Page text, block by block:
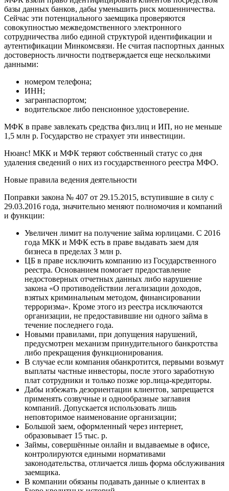
базы данных банков, дабы уменьшить риск мошенничества.
Сейчас эти потенциального заемщика проверяются
совокупностью межведомственного электронного
сотрудничества либо единой структурой идентификации и
аутентификации Минкомсвязи. Не считая паспортных данных
достоверность личности подтверждается еще несколькими
данными:
номером телефона;
ИНН;
загранпаспортом;
водительское либо пенсионное удостоверение.
МФК в праве завлекать средства физ.лиц и ИП, но не меньше
1,5 млн р. Государство не страхует эти инвестиции.
Нюанс! МКК и МФК теряют собственный статус со дня
удаления сведений о них из государственного реестра МФО.
Новые правила ведения деятельности
Поправки закона № 407 от 29.15.2015, вступившие в силу с
29.03.2016 года, значительно меняют полномочия и компаний
и функции:
Увеличен лимит на получение займа юрлицами. С 2016
года МКК и МФК есть в праве выдавать заем для
бизнеса в пределах 3 млн р.
ЦБ в праве исключить компанию из Государственного
реестра. Основанием помогает предоставление
недостоверных отчетных данных либо нарушение
закона «О противодействии легализации доходов,
взятых криминальным методом, финансировании
терроризма». Кроме этого из реестра исключаются
организации, не предоставившие ни одного займа в
течение последнего года.
Новыми правилами, при допущения нарушений,
предусмотрен механизм принудительного банкротства
либо прекращения функционирования.
В случае если компания обанкротится, первыми возьмут
выплаты частные инвесторы, после этого заработную
плат сотрудники и только позже юр.лица-кредиторы.
Дабы избежать дезориентации клиентов, запрещается
применять созвучные и однообразные заглавия
компаний. Допускается использовать лишь
неповторимое наименование организации;
Большой заем, оформленный через интернет,
образовывает 15 тыс. р.
Займы, совершённые онлайн и выдаваемые в офисе,
контролируются едиными нормативами
законодательства, отличается лишь форма обслуживания
заемщика.
В компании обязаны подавать данные о клиентах в